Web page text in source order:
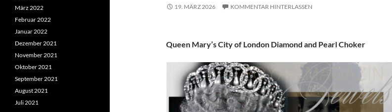
19. MÄRZ 2026 KOMMENTAR HINTERLASSEN
Queen Mary’s City of London Diamond and Pearl Choker
März 2022
Februar 2022
Januar 2022
Dezember 2021
November 2021
Oktober 2021
September 2021
August 2021
Juli 2021